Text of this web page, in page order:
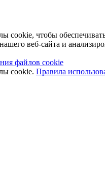
cookie, чтобы
веб-сайта и
файлов cookie
cookie. Правила